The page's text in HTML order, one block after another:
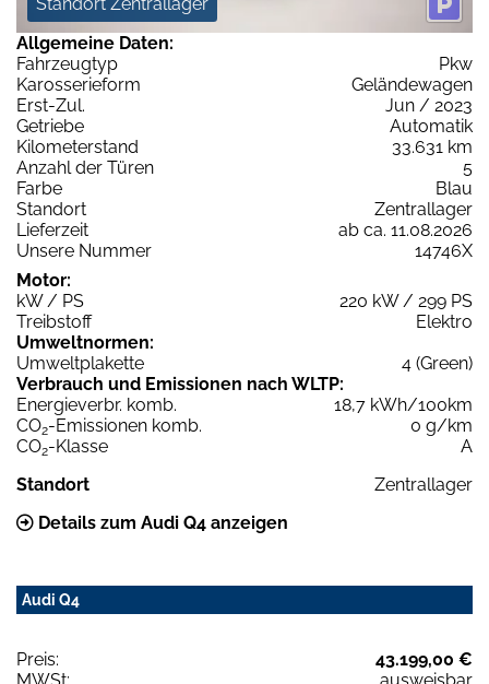
Allgemeine Daten:
Fahrzeugtyp
Pkw
Karosserieform
Geländewagen
Erst-Zul.
Jun / 2023
Getriebe
Automatik
Kilometerstand
33.631 km
Anzahl der Türen
5
Farbe
Blau
Standort
Zentrallager
Lieferzeit
ab ca. 11.08.2026
Unsere Nummer
14746X
Motor:
kW / PS
220 kW / 299 PS
Treibstoff
Elektro
Umweltnormen:
Umweltplakette
4 (Green)
Verbrauch und Emissionen nach WLTP:
Energieverbr. komb.
18,7 kWh/100km
CO2-Emissionen komb.
0 g/km
CO2-Klasse
A
Standort
Zentrallager
Details zum Audi Q4 anzeigen
Audi Q4
Preis:
43.199,00 €
MWSt:
ausweisbar